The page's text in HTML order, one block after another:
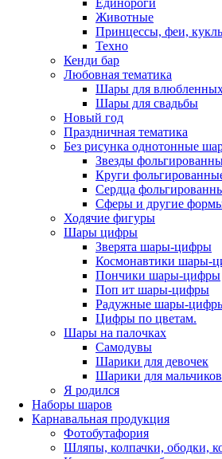
Животные
Принцессы, феи,
Техно
Кенди бар
Любовная тематика
Шары для
Шары для свадьбы
Новый год
Праздничная тематика
Без рисунка однотонные
Звезды
Круги
Сердца
Сферы и другие
Ходячие фигуры
Шары цифры
Зверята шары-цифры
Космонавтики шары-
Пончики шары-цифры
Поп ит шары-цифры
Радужные шары-
Цифры по цветам.
Шары на палочках
Самодувы
Шарики для девочек
Шарики для мальчиков
Я родился
Наборы шаров
Карнавальная продукция
Фотобутафория
Шляпы, колпачки, ободки,